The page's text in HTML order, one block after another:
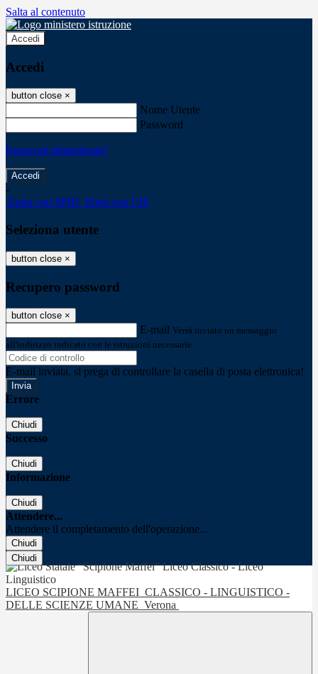
Salta al contenuto
Accedi
Accedi
button close ×
Nome Utente
Password
Password dimenticata?
-
Entra con SPID Entra con CIE
Seleziona utente
button close ×
Recupero password
button close ×
E-mail Verrà inviato un messaggio
all'indirizzo indicato con le istruzioni necessarie.
E-mail inviata, si prega di controllare la casella di posta elettronica!
Errore
Chiudi
Successo
Chiudi
Informazione
Chiudi
Attendere...
Attendere il completamento dell'operazione...
Chiudi
Chiudi
LICEO SCIPIONE MAFFEI CLASSICO - LINGUISTICO -
DELLE SCIENZE UMANE Verona